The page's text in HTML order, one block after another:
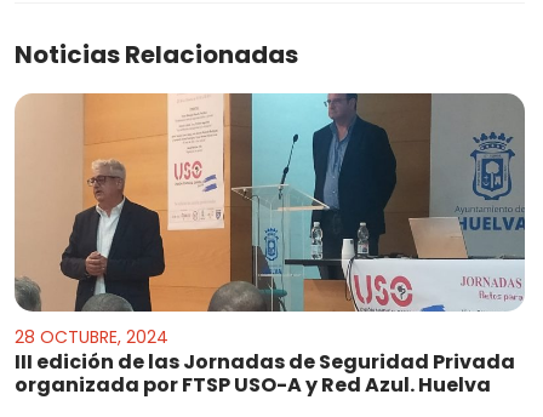
Noticias Relacionadas
28 OCTUBRE, 2024
III edición de las Jornadas de Seguridad Privada
organizada por FTSP USO-A y Red Azul. Huelva